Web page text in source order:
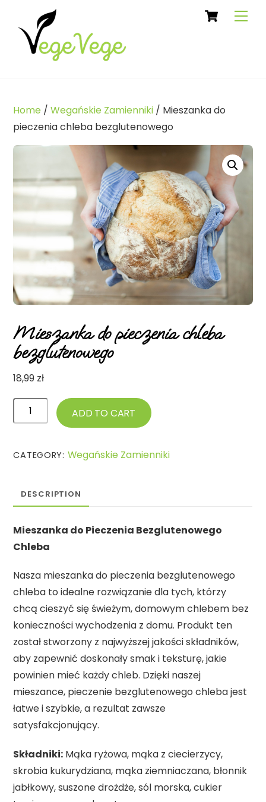
content
Cart
Home /Wegańskie Zamienniki / Mieszanka do
pieczenia chleba bezglutenowego
Mieszanka do pieczenia chleba
bezglutenowego
18,99 zł
Mieszanka
do
chleba
quantity
ADD TO CART
CATEGORY: Wegańskie Zamienniki
DESCRIPTION
Mieszanka do Pieczenia Bezglutenowego
Chleba
Nasza mieszanka do pieczenia bezglutenowego
chleba to idealne rozwiązanie dla tych, którzy
chcą cieszyć się świeżym, domowym chlebem bez
konieczności wychodzenia z domu. Produkt ten
został stworzony z najwyższej jakości składników,
aby zapewnić doskonały smak i teksturę, jakie
powinien mieć każdy chleb. Dzięki naszej
mieszance, pieczenie bezglutenowego chleba jest
łatwe i szybkie, a rezultat zawsze
satysfakcjonujący.
Składniki: Mąka ryżowa, mąka z ciecierzycy,
skrobia kukurydziana, mąka ziemniaczana, błonnik
jabłkowy, suszone drożdże, sól morska, cukier